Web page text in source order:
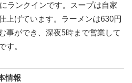
ランクインです。スープは自家
上げています。ラーメンは630円
事ができ、深夜5時まで営業して
す。
情報